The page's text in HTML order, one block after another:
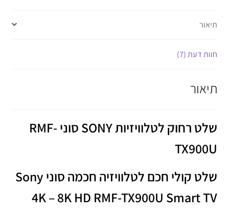
תיאור
חוות דעת (7)
תיאור
שלט רחוק לטלוויזיות SONY סוני RMF-
TX900U
שלט קולי חכם לטלוויזיה חכמה סוני Sony
4K – 8K HD RMF-TX900U Smart TV